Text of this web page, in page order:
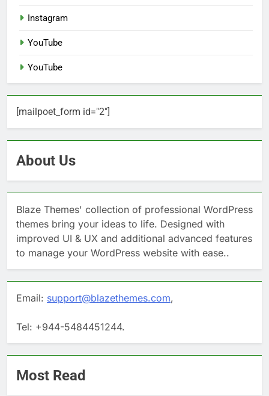
Instagram
YouTube
YouTube
[mailpoet_form id="2"]
About Us
Blaze Themes' collection of professional WordPress
themes bring your ideas to life. Designed with
improved UI & UX and additional advanced features
to manage your WordPress website with ease..
Email: support@blazethemes.com,
Tel: +944-5484451244.
Most Read